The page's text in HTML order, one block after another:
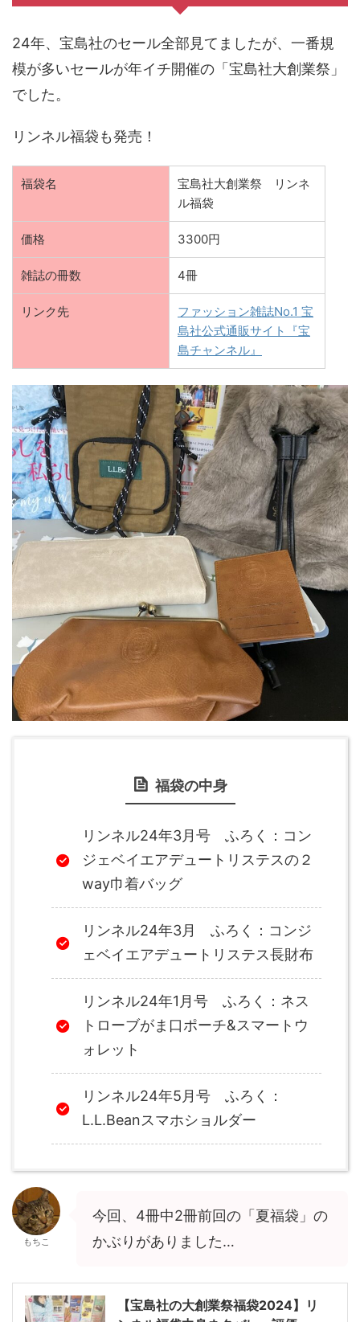
24年、宝島社のセール全部見てましたが、一番規
模が多いセールが年イチ開催の「宝島社大創業祭」
でした。
リンネル福袋も発売！
福袋名
宝島社大創業祭 リンネ
ル福袋
価格 3300円
雑誌の冊数 4冊
リンク先
ファッション雑誌No.1 宝
島社公式通販サイト『宝
島チャンネル』
福袋の中身
リンネル24年3月号 ふろく：コン
ジェベイエアデュートリステスの２
way巾着バッグ
リンネル24年3月 ふろく：コンジ
ェベイエアデュートリステス長財布
リンネル24年1月号 ふろく：ネス
トローブがま口ポーチ&スマートウ
ォレット
リンネル24年5月号 ふろく：
L.L.Beanスマホショルダー
もちこ
今回、4冊中2冊前回の「夏福袋」の
かぶりがありました…
【宝島社の大創業祭福袋2024】リ